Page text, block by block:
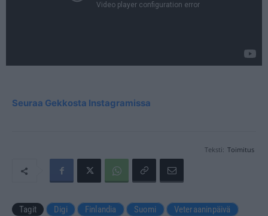
Seuraa Gekkosta Instagramissa
Teksti: Toimitus
Tagit Digi Finlandia Suomi
Veteraaninpäivä